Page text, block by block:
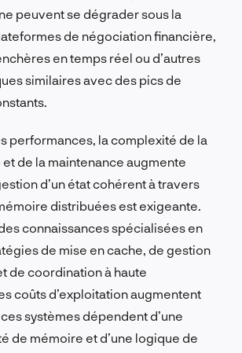
peuvent se dégrader sous la
de négociation financière,
en temps réel ou d’autres
similaires avec des pics de
performances, la complexité de la
de la maintenance augmente
d’un état cohérent à travers
distribuées est exigeante.
connaissances spécialisées en
de mise en cache, de gestion
de coordination à haute
coûts d’exploitation augmentent
systèmes dépendent d’une
de mémoire et d’une logique de